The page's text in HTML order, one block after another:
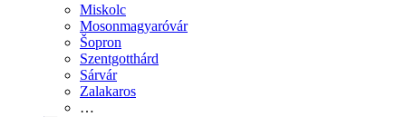
Miskolc
Mosonmagyaróvár
Šopron
Szentgotthárd
Sárvár
Zalakaros
…